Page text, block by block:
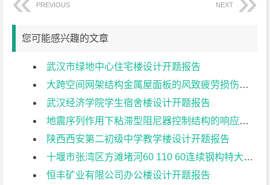
PREVIOUS NEXT
您可能感兴趣的文章
武汉市绿地中心住宅楼设计开题报告
大跨空间网架结构金属屋面板的风致疲劳损伤研究开题报告
武汉经济学院学生宿舍楼设计开题报告
地震序列作用下粘滞型阻尼器控制结构的响应特征研究开题报告
陕西西安第二初级中学教学楼设计开题报告
十堰市张湾区方滩堵河60 110 60连续钢构特大桥上部结构设计开题报告
恒丰矿业有限公司办公楼设计开题报告